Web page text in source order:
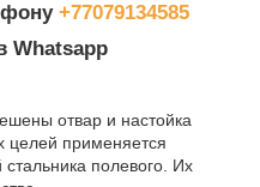
+77079134585
Whatsapp
отвар и настойка
целей применяется
полевого. Их